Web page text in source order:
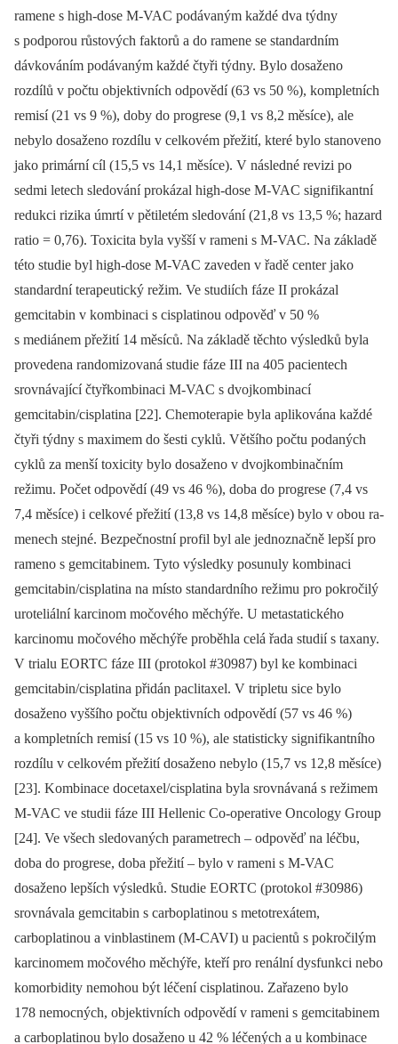
ramene s high-dose M-VAC podávaným každé dva týdny
s podporou růstových faktorů a do ramene se standardním
dávkováním po­dávaným každé čtyři týdny. Bylo dosaženo
rozdílů v počtu objektivních odpovědí (63 vs 50 %), kompletních
remisí (21 vs 9 %), doby do progrese (9,1 vs 8,2 mě­síce), ale
nebylo dosaženo rozdílu v celko­­vém přežití, které bylo stanoveno
jako primární cíl (15,5 vs 14,1 měsíce). V ná­sledné revizi po
sedmi letech sledování prokázal high-dose M-VAC signifi­kantní
redukci rizika úmrtí v pětiletém sledování (21,8 vs 13,5 %; hazard
ratio = 0,76). Toxicita byla vyšší v rameni s M-VAC. Na základě
této studie byl high-dose M-VAC zaveden v řadě center jako
standardní te­rapeutický režim. Ve studiích fáze II prokázal
gemcitabin v kombinaci s cisplatinou odpověď v 50 %
s mediánem pře­žití 14 měsíců. Na základě těchto výsledků byla
provedena randomizovaná studie fáze III na 405 pacientech
srovnávající čtyřkombinaci M-VAC s dvojkombinací
gemcitabin/cisplatina [22]. Chemoterapie byla aplikována každé
čtyři týdny s maxi­mem do šesti cyklů. Většího počtu podaných
cyklů za menší toxicity bylo dosaženo v dvojkombinačním
režimu. Počet odpovědí (49 vs 46 %), doba do progrese (7,4 vs
7,4 měsíce) i celkové přežití (13,8 vs 14,8 měsíce) bylo v obou ra­
menech stejné. Bezpečnostní profil byl ale jednoznačně lepší pro
rameno s gem­­citabinem. Tyto výsledky posunuly kombinaci
gemcitabin/cisplatina na místo standardního režimu pro pokročilý
uroteliální karcinom močového měchýře. U metasta­tického
karcinomu močového měchýře proběhla celá řada studií s taxany.
V trialu EORTC fáze III (protokol #30987) byl ke kombinaci
gemcitabin/cisplatina přidán paclitaxel. V tripletu sice bylo
dosaženo vyššího počtu objektivních odpovědí (57 vs 46 %)
a kompletních remisí (15 vs 10 %), ale statisticky signifikantního
rozdílu v celkovém přežití dosaženo nebylo (15,7 vs 12,8 měsíce)
[23]. Kombinace docetaxel/cisplatina byla srovnávaná s režimem
M-VAC ve studii fáze III Hellenic Co-operative Oncology Group
[24]. Ve všech sledovaných parametrech –⁠ odpo­věď na léčbu,
doba do progrese, doba přežití –⁠ bylo v rameni s M-VAC
dosaženo lepších výsledků. Studie EORTC (protokol #30986)
srovnávala gemcitabin s carboplatinou s metotrexátem,
carboplatinou a vinblastinem (M-CAVI) u pacientů s po­kročilým
karcinomem močového měchýře, kteří pro renální dysfunkci nebo
komorbi­dity nemohou být léčení cisplatinou. Zařazeno bylo
178 nemocných, objektivních odpovědí v rameni s gemcitabinem
a carboplatinou bylo dosaženo u 42 % léčených a u kombinace